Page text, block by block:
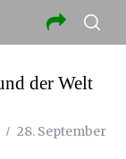
28. September